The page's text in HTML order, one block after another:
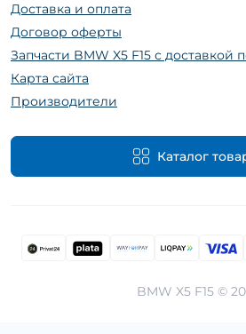
Доставка и оплата
Договор оферты
Запчасти BMW X5 F15 с доставкой
Карта сайта
Производители
Каталог
BMW X5 F15 ©